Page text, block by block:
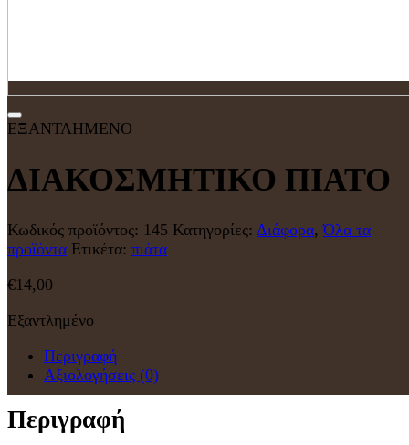
ΕΞΑΝΤΛΗΜΕΝΟ
ΔΙΑΚΟΣΜΗΤΙΚΟ ΠΙΑΤΟ
Κωδικός προϊόντος: 145 Κατηγορίες: Διάφορα,Όλα τα
προϊόντα Ετικέτα: πιάτα
€14,00
Εξαντλημένο
Περιγραφή
Αξιολογήσεις (0)
Περιγραφή